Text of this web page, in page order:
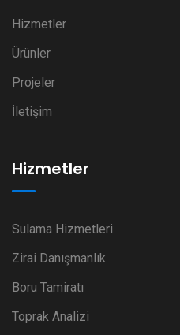
Hizmetler
Ürünler
Projeler
İletişim
Hizmetler
Sulama Hizmetleri
Zirai Danışmanlık
Boru Tamiratı
Toprak Analizi